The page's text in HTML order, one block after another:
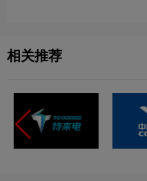
相关推荐